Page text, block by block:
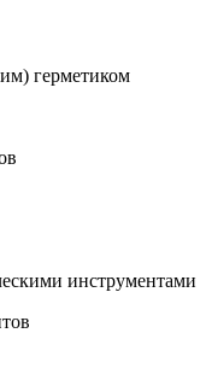
герметиком
инструментами